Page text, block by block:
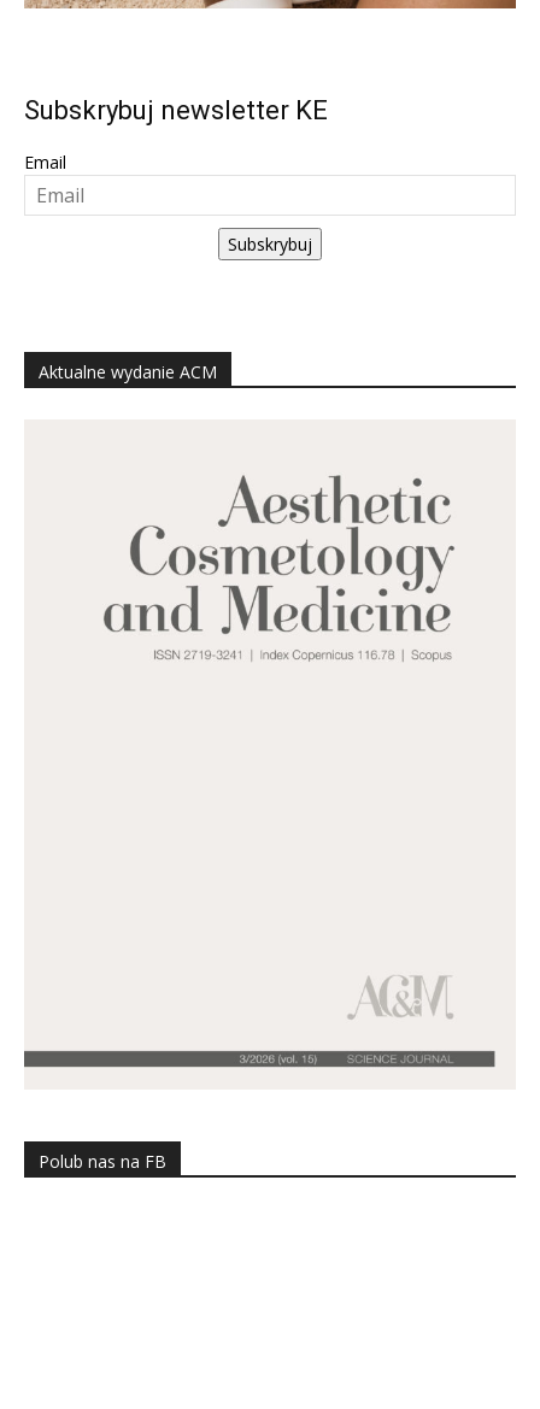
Subskrybuj newsletter KE
Email
Subskrybuj
Aktualne wydanie ACM
Polub nas na FB